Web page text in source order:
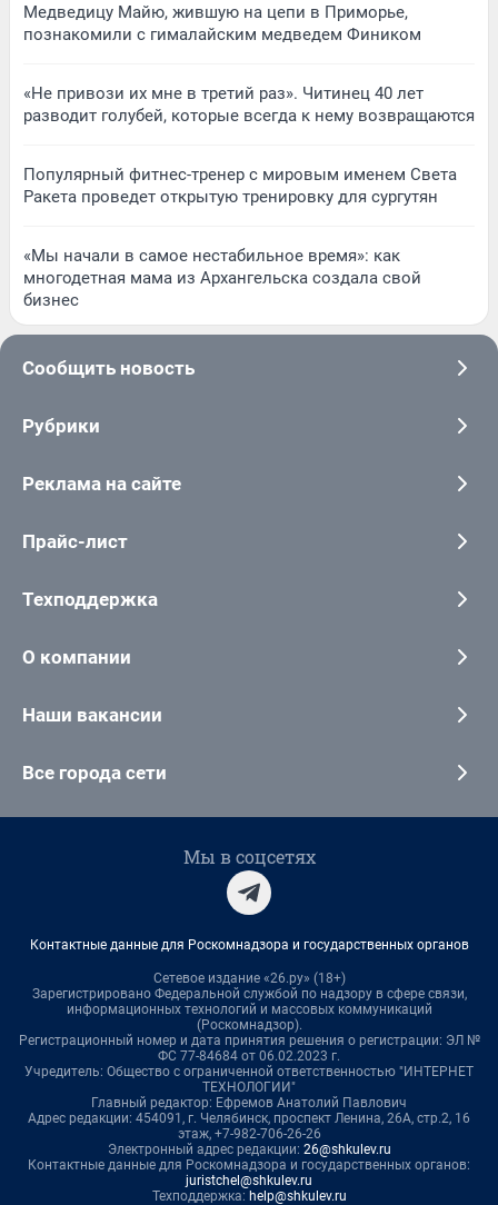
Медведицу Майю, жившую на цепи в Приморье,
познакомили с гималайским медведем Фиником
«Не привози их мне в третий раз». Читинец 40 лет
разводит голубей, которые всегда к нему возвращаются
Популярный фитнес-тренер с мировым именем Света
Ракета проведет открытую тренировку для сургутян
«Мы начали в самое нестабильное время»: как
многодетная мама из Архангельска создала свой
бизнес
Сообщить новость
Рубрики
Реклама на сайте
Прайс-лист
Техподдержка
О компании
Наши вакансии
Все города сети
Мы в соцсетях
Контактные данные для Роскомнадзора и государственных органов
Сетевое издание «26.ру» (18+)
Зарегистрировано Федеральной службой по надзору в сфере связи,
информационных технологий и массовых коммуникаций
(Роскомнадзор).
Регистрационный номер и дата принятия решения о регистрации: ЭЛ №
ФС 77-84684 от 06.02.2023 г.
Учредитель: Общество с ограниченной ответственностью "ИНТЕРНЕТ
ТЕХНОЛОГИИ"
Главный редактор: Ефремов Анатолий Павлович
Адрес редакции: 454091, г. Челябинск, проспект Ленина, 26А, стр.2, 16
этаж, +7-982-706-26-26
Электронный адрес редакции: 26@shkulev.ru
Контактные данные для Роскомнадзора и государственных органов:
juristchel@shkulev.ru
Техподдержка: help@shkulev.ru